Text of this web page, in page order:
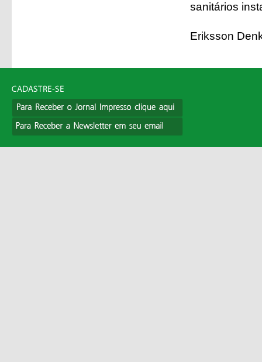
sanitários
Eriksson